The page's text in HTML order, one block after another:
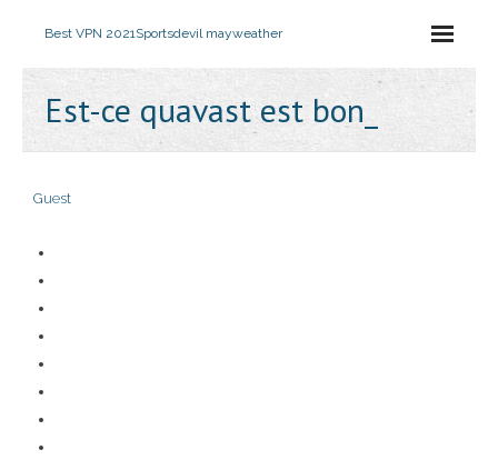
Best VPN 2021Sportsdevil mayweather
Est-ce quavast est bon_
Guest